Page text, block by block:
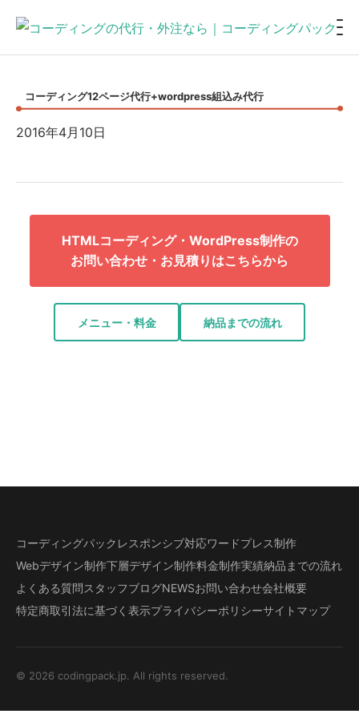
コーディング12ページ代行+wordpress組込み代行
2016年4月10日
HTMLコーディング・WordPress制作の
お問い合わせ・お見積りはこちらから
メニュー・料金 納品までの流れ
コーディングパック レスポンシブ対応ワードプレス制作
Webデザイン制作下層デザイン制作料金制作実績納品までの流れ
よくある質問スタッフブログNEWSお問い合わせ会社概要
特定商取引法に基づく表示プライバシーポリシーサイトマップ
© 2026 codingpack.jp. All rights reserved.